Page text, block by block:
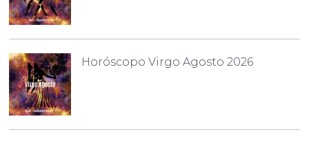
Horóscopo Virgo Agosto 2026